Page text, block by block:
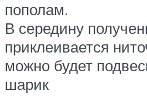
пополам.
В середину
приклеивается
можно будет
шарик